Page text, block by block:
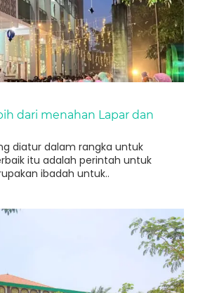
dari menahan Lapar dan
diatur dalam rangka untuk
itu adalah perintah untuk
ibadah untuk..